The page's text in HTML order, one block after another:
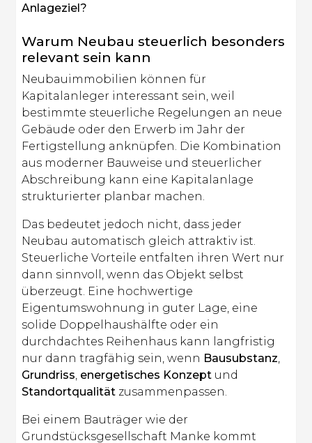
Anlageziel?
Warum Neubau steuerlich besonders
relevant sein kann
Neubauimmobilien können für
Kapitalanleger interessant sein, weil
bestimmte steuerliche Regelungen an neue
Gebäude oder den Erwerb im Jahr der
Fertigstellung anknüpfen. Die Kombination
aus moderner Bauweise und steuerlicher
Abschreibung kann eine Kapitalanlage
strukturierter planbar machen.
Das bedeutet jedoch nicht, dass jeder
Neubau automatisch gleich attraktiv ist.
Steuerliche Vorteile entfalten ihren Wert nur
dann sinnvoll, wenn das Objekt selbst
überzeugt. Eine hochwertige
Eigentumswohnung in guter Lage, eine
solide Doppelhaushälfte oder ein
durchdachtes Reihenhaus kann langfristig
nur dann tragfähig sein, wenn Bausubstanz,
Grundriss, energetisches Konzept und
Standortqualität zusammenpassen.
Bei einem Bauträger wie der
Grundstücksgesellschaft Manke kommt